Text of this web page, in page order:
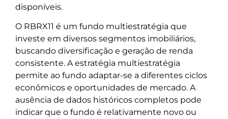
disponíveis.
O RBRX11 é um fundo multiestratégia que
investe em diversos segmentos imobiliários,
buscando diversificação e geração de renda
consistente. A estratégia multiestratégia
permite ao fundo adaptar-se a diferentes ciclos
econômicos e oportunidades de mercado. A
ausência de dados históricos completos pode
indicar que o fundo é relativamente novo ou